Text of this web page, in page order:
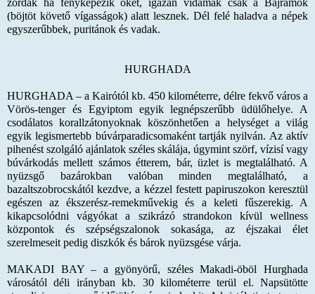
(böjtöt követő vígasságok) alatt lesznek. Dél felé haladva a népek
egyszerűbbek, puritánok és vadak.
HURGHADA
HURGHADA – a Kairótól kb. 450 kilométerre, délre fekvő város a
Vörös-tenger és Egyiptom egyik legnépszerűbb üdülőhelye. A
csodálatos korallzátonyoknak köszönhetően a helységet a világ
egyik legismertebb búvárparadicsomaként tartják nyilván. Az aktív
pihenést szolgáló ajánlatok széles skálája, úgymint szörf, vízisí vagy
búvárkodás mellett számos étterem, bár, üzlet is megtalálható. A
nyüzsgő bazárokban valóban minden megtalálható, a
bazaltszobrocskától kezdve, a kézzel festett papiruszokon keresztül
egészen az ékszerész-remekművekig és a keleti fűszerekig. A
kikapcsolódni vágyókat a szikrázó strandokon kívül wellness
központok és szépségszalonok sokasága, az éjszakai élet
szerelmeseit pedig diszkók és bárok nyüzsgése várja.
MAKADI BAY– a gyönyörű, széles Makadi-öböl Hurghada
városától déli irányban kb. 30 kilométerre terül el. Napsütötte